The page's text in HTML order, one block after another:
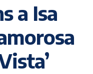
a Isa